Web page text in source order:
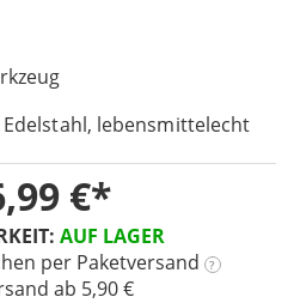
lebensmittelecht
AUF LAGER
per Paketversand ?
ab 5,90 €
€